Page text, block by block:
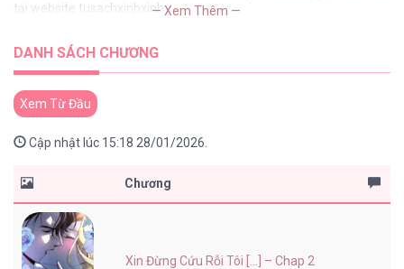
tại website tusachxinhxinh— Xem Thêm —
DANH SÁCH CHƯƠNG
Xem Từ Đầu
Cập nhật lúc 15:18 28/01/2026.
Chương
Xin Đừng Cứu Rỗi Tôi [...] – Chap 2